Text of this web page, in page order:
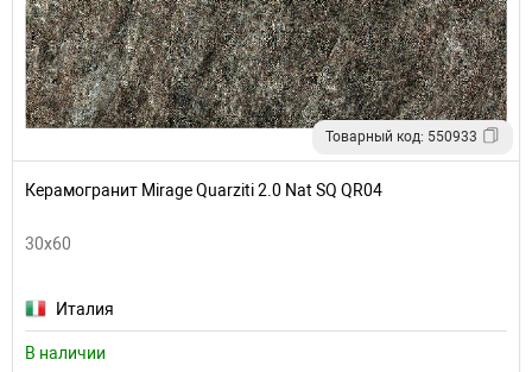
Товарный код: 550933
Керамогранит Mirage Quarziti 2.0 Nat SQ QR04
30x60
Италия
В наличии